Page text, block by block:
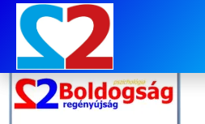
4.sz. cimlap